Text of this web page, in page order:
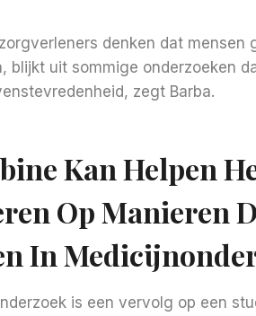
denken dat
blijkt uit sommige onderzoeken
zegt Barba.
Kan Helpen
Op Manieren
In
is een vervolg op een